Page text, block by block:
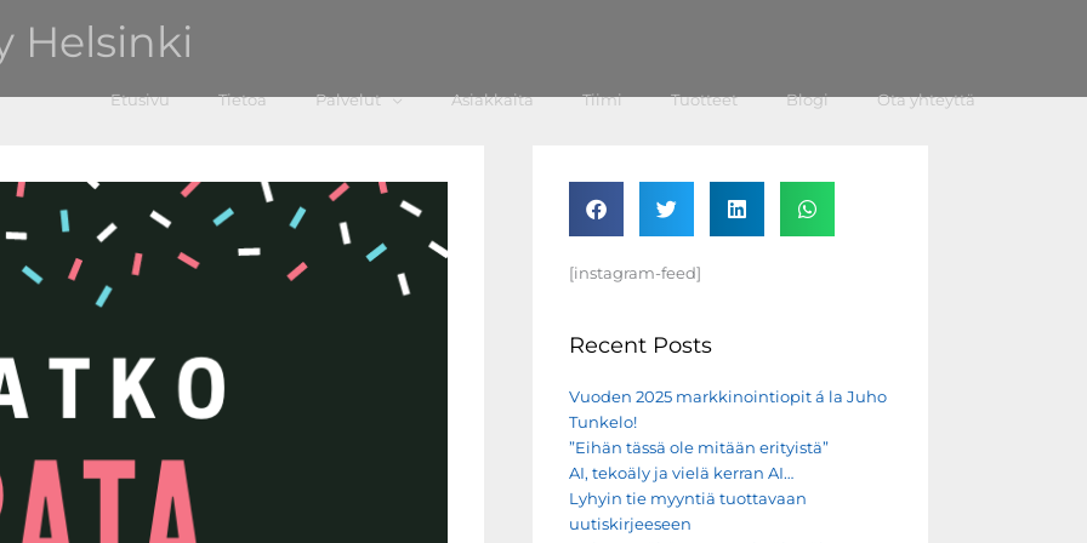
Helsinki
Etusivu Tietoa Palvelut Asiakkaita Tiimi Tuotteet Blogi Ota yhteyttä
[instagram-feed]
Recent Posts
Vuoden 2025 markkinointiopit á la Juho
Tunkelo!
”Eihän tässä ole mitään erityistä”
AI, tekoäly ja vielä kerran AI…
Lyhyin tie myyntiä tuottavaan
uutiskirjeeseen